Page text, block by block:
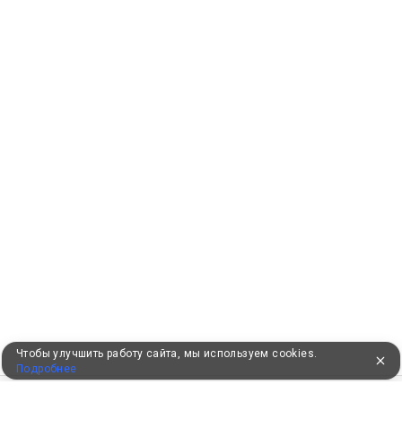
Чтобы улучшить работу сайта, мы используем cookies.
Подробнее